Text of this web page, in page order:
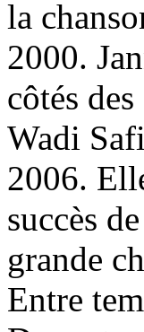
la
2000.
côtés
Wadi
2006.
succès
grande
Entre